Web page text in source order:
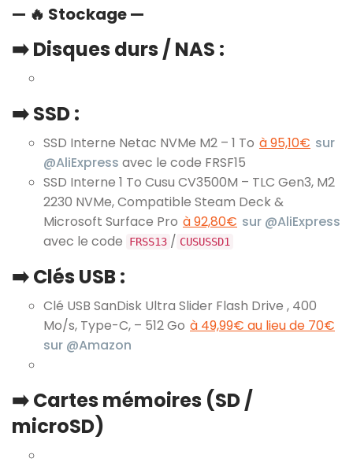
— 🔥 Stockage —
➡️ Disques durs / NAS :
➡️ SSD :
SSD Interne Netac NVMe M2 – 1 To à 95,10€ sur
@AliExpress avec le code FRSF15
SSD Interne 1 To Cusu CV3500M – TLC Gen3, M2
2230 NVMe, Compatible Steam Deck &
Microsoft Surface Pro à 92,80€ sur @AliExpress
avec le code
FRSS13 / CUSUSSD1
➡️ Clés USB :
Clé USB SanDisk Ultra Slider Flash Drive , 400
Mo/s, Type-C, – 512 Go à 49,99€ au lieu de 70€
sur @Amazon
➡️ Cartes mémoires (SD /
microSD)